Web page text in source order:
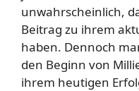
unwahrscheinlich,
Beitrag zu ihrem
haben. Dennoch
den Beginn von
ihrem heutigen